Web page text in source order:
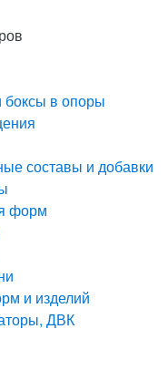
в опоры
составы и добавки
форм
и изделий
ДВК